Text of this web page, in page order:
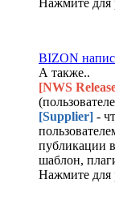
Нажмите для
BIZON
А также..
[NWS R
[Supplier] -
публикации
шаблон,
Нажмите для